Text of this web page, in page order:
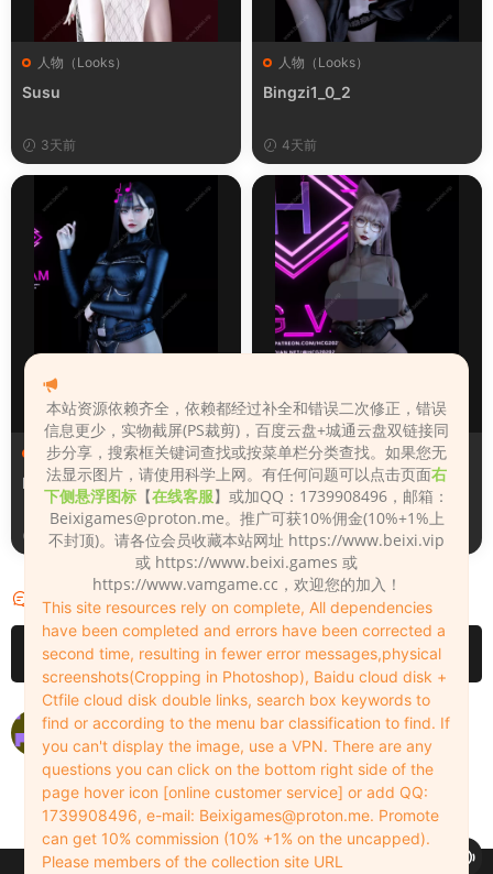
人物（Looks）
Susu
3天前
人物（Looks）
Bingzi1_0_2
4天前
人物（Looks）
Monica_2_2_2
4天前
人物（Looks）
Lizhen2025
4天前
评论 1
请先登录
var快照的照片跟这个不一样，依赖显示缺了头发，hub没
有，你有吗
cpd15626162064 2024-05-31 0
本站资源依赖齐全，依赖都经过补全和错误二次修正，错误
信息更少，实物截屏(PS裁剪)，百度云盘+城通云盘双链接同
步分享，搜索框关键词查找或按菜单栏分类查找。如果您无
法显示图片，请使用科学上网。有任何问题可以点击页面右
下侧悬浮图标 【在线客服】或加QQ：1739908496，邮箱：
Beixigames@proton.me。推广可获10%佣金(10%+1%上
不封顶)。请各位会员收藏本站网址 https://www.beixi.vip
或 https://www.beixi.games 或
https://www.vamgame.cc，欢迎您的加入！
This site resources rely on complete, All dependencies
have been completed and errors have been corrected a
second time, resulting in fewer error messages,physical
screenshots(Cropping in Photoshop), Baidu cloud disk +
Ctfile cloud disk double links, search box keywords to
find or according to the menu bar classification to find. If
you can't display the image, use a VPN. There are any
questions you can click on the bottom right side of the
page hover icon [online customer service] or add QQ:
1739908496, e-mail: Beixigames@proton.me. Promote
can get 10% commission (10% +1% on the uncapped).
Please members of the collection site URL